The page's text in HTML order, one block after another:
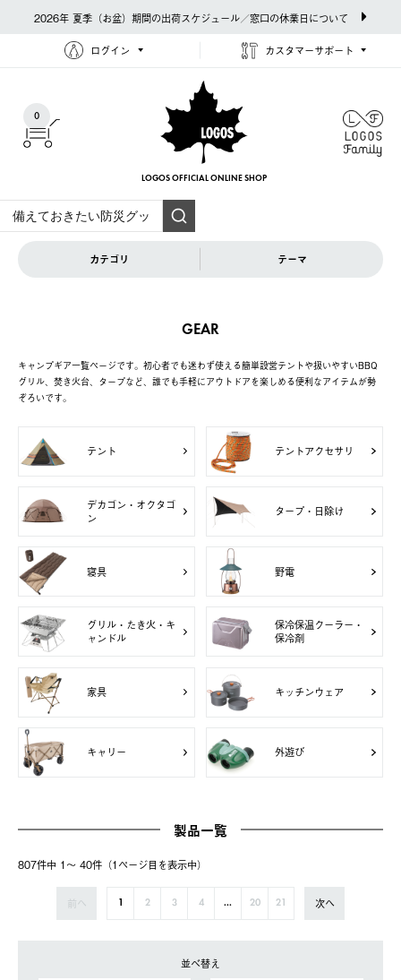
2026年 夏季（お盆）期間の出荷スケジュール／窓口の休業日について
ログイン カスタマーサポート
0
LOGOS OFFICIAL ONLINE SHOP
カテゴリ テーマ
GEAR
キャンプギア一覧ページです。初心者でも迷わず使える簡単設営テントや扱いやすいBBQ
グリル、焚き火台、タープなど、誰でも手軽にアウトドアを楽しめる便利なアイテムが勢
ぞろいです。
テント テントアクセサリ
デカゴン・オクタゴ
ン
タープ・日除け
寝具 野電
グリル・たき火・キ
ャンドル
保冷保温クーラー・
保冷剤
家具 キッチンウェア
キャリー 外遊び
製品一覧
807件中 1〜 40件（1ページ⽬を表⽰中）
前へ 1 2 3 4 ... 20 21 次へ
並べ替え